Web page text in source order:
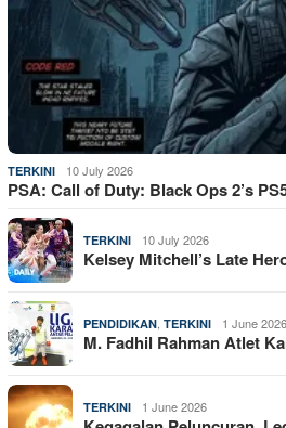
TERKINI 10 July 2026
PSA: Call of Duty: Black Ops 2’s
TERKINI 10 July 2026
Kelsey Mitchell’s Late
PENDIDIKAN TERKINI 1 June 2026
M. Fadhil Rahman Atlet
TERKINI 1 June 2026